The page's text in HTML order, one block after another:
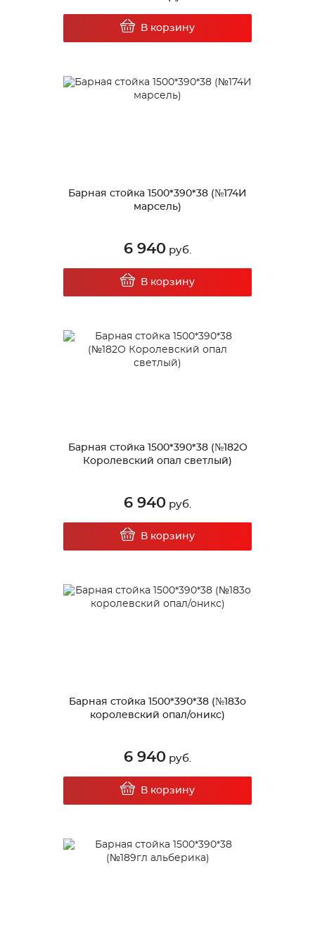
В корзину
Барная стойка 1500*390*38 (№174И
марсель)
6 940 руб.
В корзину
Барная стойка 1500*390*38 (№182О
Королевский опал светлый)
6 940 руб.
В корзину
Барная стойка 1500*390*38 (№183о
королевский опал/оникс)
6 940 руб.
В корзину